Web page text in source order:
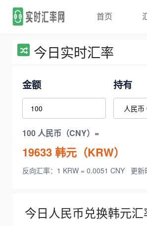
首页
今日实时汇率
金额 持有
100 人民币（CNY）=
19633韩元（KRW）
反向汇率：1 KRW = 0.0051 CNY 更
今日人民币兑换韩元汇